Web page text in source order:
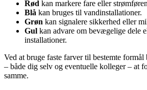
Rød kan markere fare eller
Blå kan bruges til vandinstallationer.
Grøn kan signalere sikkerhed eller
Gul kan advare om bevægelige dele
installationer.
Ved at bruge faste farver til bestemte
– både dig selv og eventuelle kolleger – at
samme.